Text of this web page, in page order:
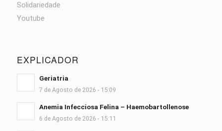
Solidariedade
Youtube
EXPLICADOR
Geriatria
7 de Agosto de 2026 - 15:09
Anemia Infecciosa Felina – Haemobartollenose
6 de Agosto de 2026 - 15:11